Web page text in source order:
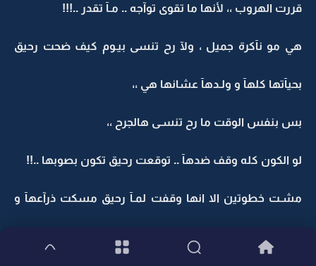
قررت الهروب ،، لأنها ما تقوى توآجه .. مـآ تقدر ..!!!
هي مو نآكرة جميل ، ولآ رح تنسى بيـوم كيف ضحت رحيق
بحيآتها كلهآ و ولـدهآ عشانها هي ،،
بس بنفس الوقت ما رح تنسـى هالجرح ،،
لو الكون كله وقف ضدهآ .. توقعت رحيق تكون بصوبها ..!!
مشـت خطوتين الا انها وقفت لمـآ رحيق مسكت ذرآعهآ و